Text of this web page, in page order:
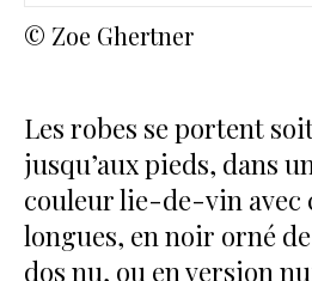
© Zoe Ghertner
Les robes se portent
jusqu’aux pieds, dans
couleur lie-de-vin avec
longues, en noir orné
dos nu, ou en version